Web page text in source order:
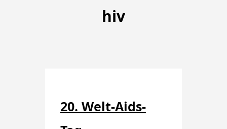
hiv
20. Welt-Aids-